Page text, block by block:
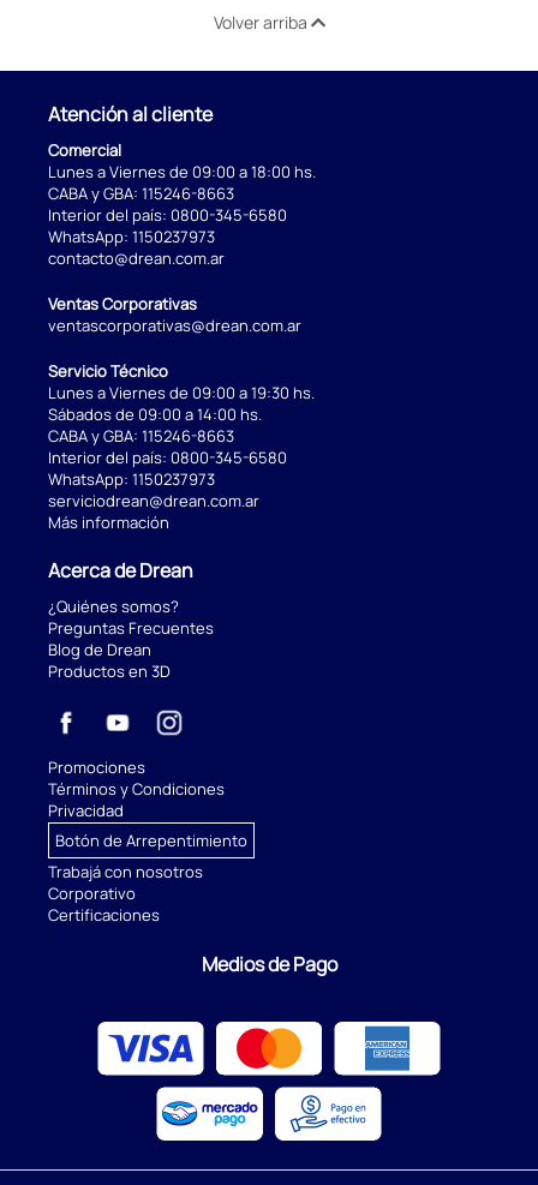
Volver arriba
Atención al cliente
Comercial
Lunes a Viernes de 09:00 a 18:00 hs.
CABA y GBA: 115246-8663
Interior del país: 0800-345-6580
WhatsApp: 1150237973
contacto@drean.com.ar
Ventas Corporativas
ventascorporativas@drean.com.ar
Servicio Técnico
Lunes a Viernes de 09:00 a 19:30 hs.
Sábados de 09:00 a 14:00 hs.
CABA y GBA: 115246-8663
Interior del país: 0800-345-6580
WhatsApp: 1150237973
serviciodrean@drean.com.ar
Más información
Acerca de Drean
¿Quiénes somos?
Preguntas Frecuentes
Blog de Drean
Productos en 3D
Promociones
Términos y Condiciones
Privacidad
Botón de Arrepentimiento
Trabajá con nosotros
Corporativo
Certificaciones
Medios de Pago